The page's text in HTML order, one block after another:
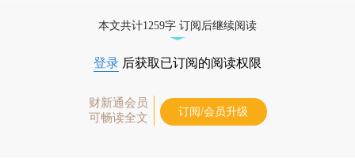
本文共计1259字 订阅后继续阅读
登录 后获取已订阅的阅读权限
财新通会员
可畅读全文
订阅/会员升级